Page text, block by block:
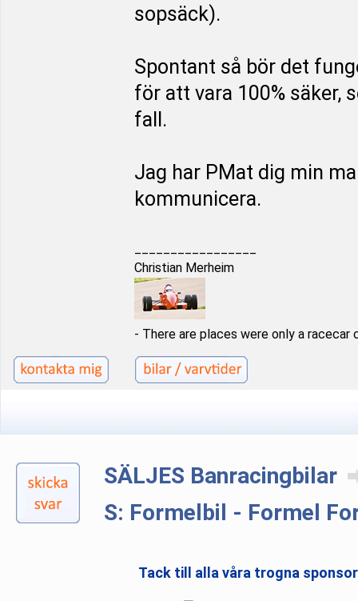
sopsäck).
Spontant så bör det
för att vara 100% säker,
fall.
Jag har PMat dig min
kommunicera.
Christian Merheim
- There are places were only a racecar
SÄLJES Banracingbilar
S: Formelbil - Formel
Tack till alla våra trogna